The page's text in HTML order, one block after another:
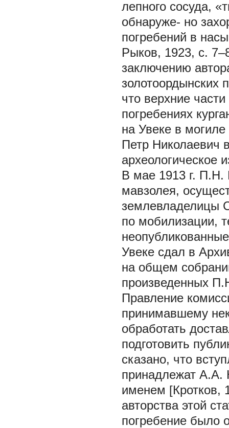
лепного сосуда,
обнаруже- но
погребений в
Рыков, 1923, с.
заключению
что верхние
погребениях
на Увеке в
Петр Николаевич
археологическое
В мае 1913 г. П.Н.
мавзолея,
землевладелицы
по мобилизации,
Увеке сдал в
на общем
произведенных
Правление
принимавшему
обработать
подготовить
сказано, что
принадлежат А.А.
именем [Кротков,
авторства этой
погребение было